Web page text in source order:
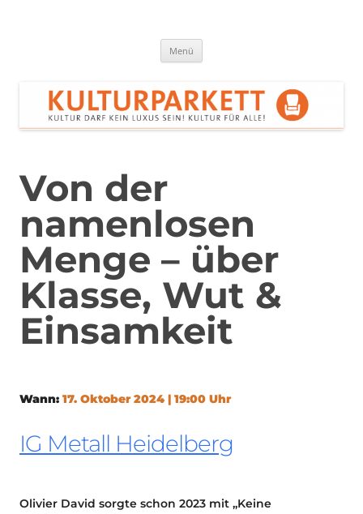
Menü
Von der
namenlosen
Menge – über
Klasse, Wut &
Einsamkeit
Wann: 17. Oktober 2024 | 19:00 Uhr
IG Metall Heidelberg
Olivier David sorgte schon 2023 mit „Keine